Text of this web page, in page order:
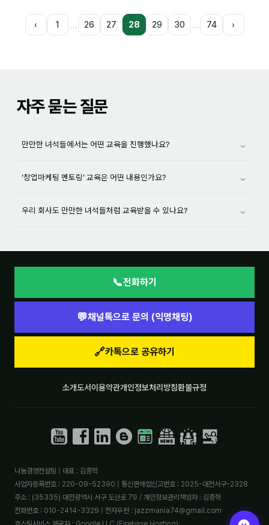
‹ 1 … 26 27 28 29 30 … 74 ›
자주 묻는 질문
만만한 녀석들에서는 어떤 교육을 진행했나요? ⌄
‘창업마케팅 멘토링’ 교육은 어떤 내용인가요? ⌄
우리 회사도 만만한 녀석들처럼 교육받을 수 있나요? ⌄
📞전화하기
💬채널톡으로 문의 (익명채팅)
🔗카톡으로 공유하기
소개도서이용약관개인정보처리방침환불규정
나눔경영컨설팅 | 대표 : 김종혁
사업자등록번호 : 220-09-52390 | 통신판매업신고번호 : 2025-대전서구-2328
주소 : (35335) 대전광역시 서구 도산로 79 / 개인정보관리책임자 : 김종혁
전화번호 : 010-2414-3329 | 전자우편 : jazzmania74@gmail.com